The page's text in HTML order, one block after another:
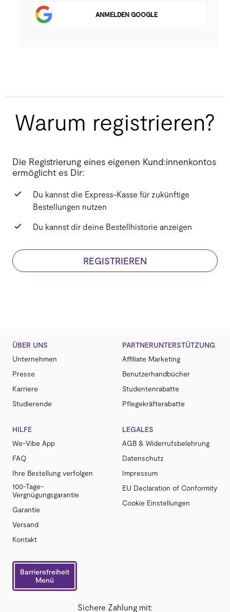
ANMELDEN GOOGLE
Warum registrieren?
Die Registrierung eines eigenen Kund:innenkontos
ermöglicht es Dir:
Du kannst die Express-Kasse für zukünftige
Bestellungen nutzen
Du kannst dir deine Bestellhistorie anzeigen
REGISTRIEREN
ÜBER UNS
Unternehmen
Presse
Karriere
Studierende
PARTNERUNTERSTÜTZUNG
Affiliate Marketing
Benutzerhandbücher
Studentenrabatte
Pflegekräfterabatte
HILFE
We-Vibe App
FAQ
Ihre Bestellung verfolgen
100-Tage-
Vergnügungsgarantie
Garantie
Versand
Kontakt
LEGALES
AGB & Widerrufsbelehrung
Datenschutz
Impressum
EU Declaration of Conformity
Cookie Einstellungen
Barrierefreiheit
Menü
Sichere Zahlung mit: